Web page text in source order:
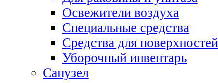
Освежители воздуха
Специальные средства
Средства для поверхностей
Уборочный инвентарь
Санузел